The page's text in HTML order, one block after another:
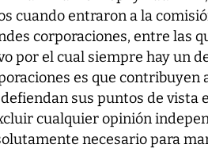
cuando entraron a la
corporaciones, entre las
por el cual siempre hay un
es que contribuyen
sus puntos de vista
cualquier opinión
necesario para